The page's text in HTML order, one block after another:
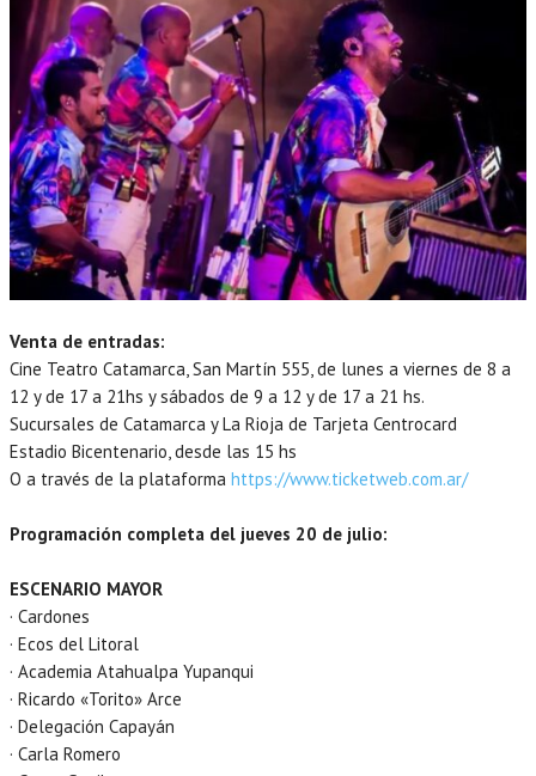
Venta de entradas:
Cine Teatro Catamarca, San Martín 555, de lunes a viernes de 8 a
12 y de 17 a 21hs y sábados de 9 a 12 y de 17 a 21 hs.
Sucursales de Catamarca y La Rioja de Tarjeta Centrocard
Estadio Bicentenario, desde las 15 hs
O a través de la plataforma https://www.ticketweb.com.ar/
Programación completa del jueves 20 de julio:
ESCENARIO MAYOR
· Cardones
· Ecos del Litoral
· Academia Atahualpa Yupanqui
· Ricardo «Torito» Arce
· Delegación Capayán
· Carla Romero